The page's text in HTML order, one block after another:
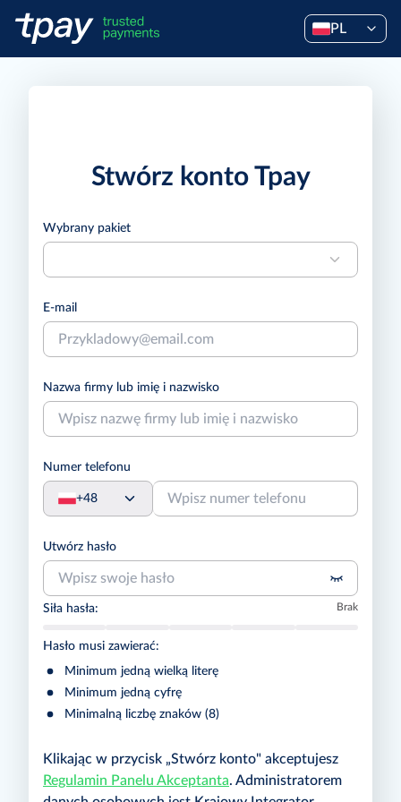
PL
Stwórz konto Tpay
Wybrany pakiet
E-mail
Nazwa firmy lub imię i nazwisko
Numer telefonu
+48
Utwórz hasło
Siła hasła: Brak
Hasło musi zawierać:
Minimum jedną wielką literę
Minimum jedną cyfrę
Minimalną liczbę znaków (8)
Klikając w przycisk „Stwórz konto" akceptujesz
Regulamin Panelu Akceptanta. Administratorem